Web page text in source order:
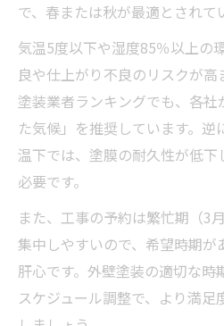
で、春または秋が最適とされて
気温5度以下や湿度85％以上の
良や仕上がり不良のリスクが
塗装業者ランキングでも、各
た気候」を推奨しています。
温下では、塗膜の耐久性が低
必要です。
また、工事の予約は繁忙期（3
集中しやすいので、希望時期
肝心です。外壁塗装の適切な時
スケジュール調整で、より満